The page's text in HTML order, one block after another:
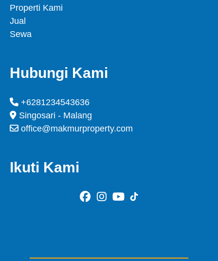
Properti Kami
Jual
Sewa
Hubungi Kami
+6281234543636
Singosari - Malang
office@makmurproperty.com
Ikuti Kami